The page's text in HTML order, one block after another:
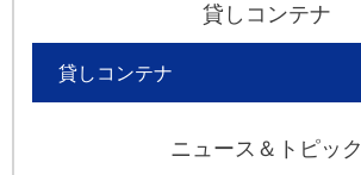
貸しコンテナ
貸しコンテナ
ニュース＆トピック